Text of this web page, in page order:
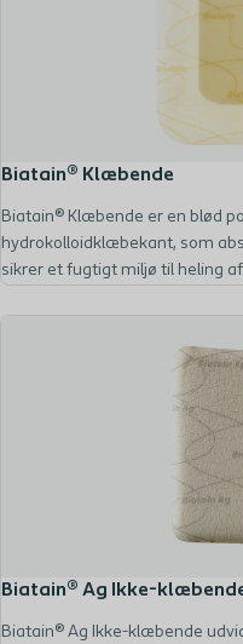
Biatain® Klæbende
Biatain® Klæbende er en blød
hydrokolloidklæbekant, som
sikrer et fugtigt miljø til heling
Biatain® Ag Ikke-
Biatain® Ag Ikke-klæbende